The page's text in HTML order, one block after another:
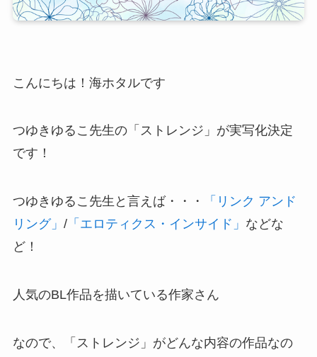
こんにちは！海ホタルです
つゆきゆるこ先生の「ストレンジ」が実写化決定
です！
つゆきゆるこ先生と言えば・・・
「リンク アンド
リング」 /「エロティクス・インサイド」 などな
ど！
人気のBL作品を描いている作家さん
なので、「ストレンジ」がどんな内容の作品なの